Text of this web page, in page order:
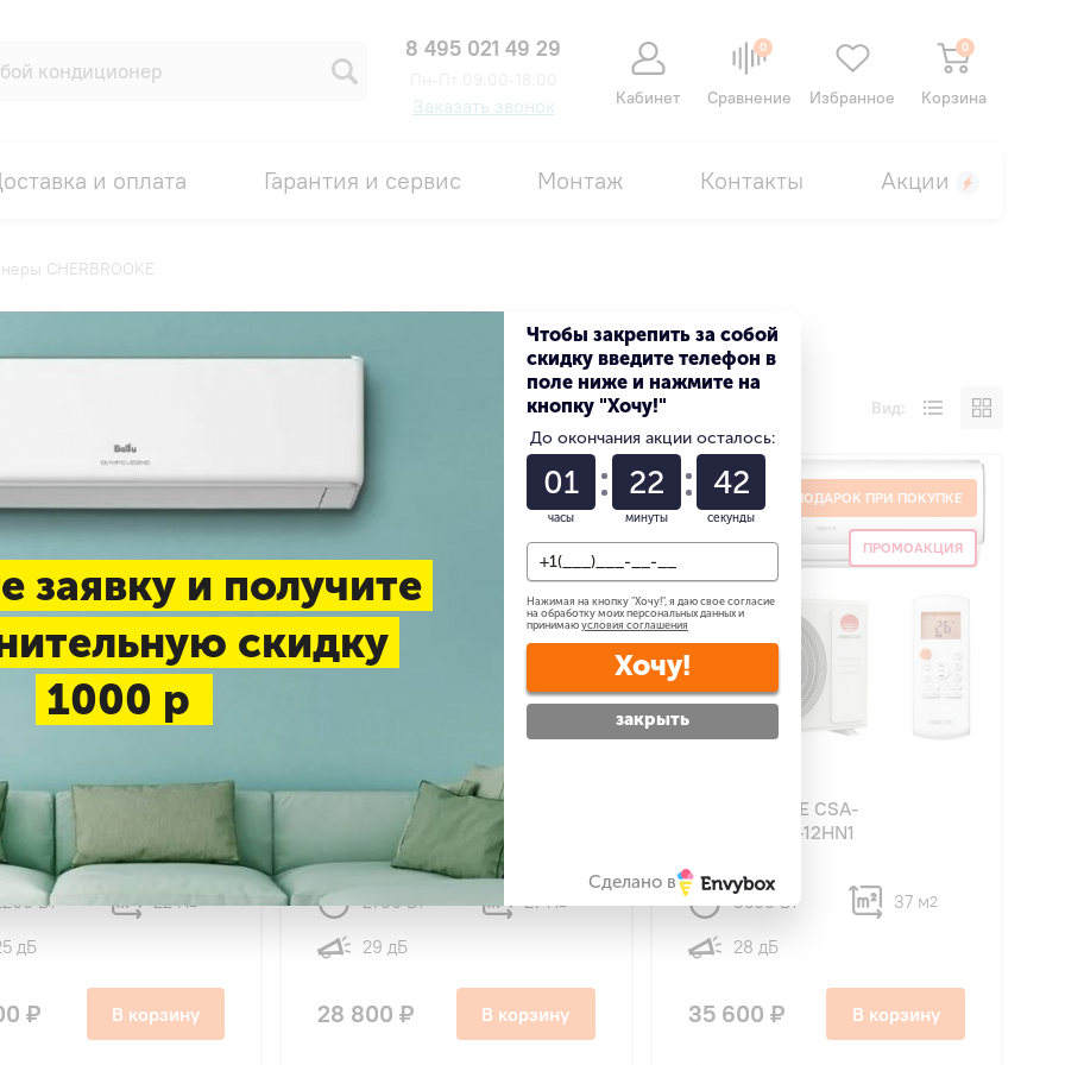
8 495 021 49 29
Заказать звонок Кабинет
0
Сравнение Избранное
0
Корзина
и оплата Гарантия и сервис Монтаж Контакты Акции
CHERBROOKE
Вид:
CSA-
COX-07HN1
Вт 22 м2
дБ
₽ В корзину
ПОДАРОК ПРИ ПОКУПКЕ
ПРОМОАКЦИЯ
CHERBROOKE CSA-
09HRN1/COX-09HN1
2780 Вт 27 м2
29 дБ
28 800 ₽ В корзину
ПОДАРОК ПРИ ПОКУПКЕ
ПРОМОАКЦИЯ
CHERBROOKE CSA-
12HRN1/COX-12HN1
3500 Вт 37 м2
28 дБ
35 600 ₽ В корзину
заявку и получите
скидку
1000 р
Чтобы закрепить за собой
скидку введите телефон в
поле ниже и нажмите на
кнопку "Хочу!"
До окончания акции осталось:
01
часы
22
минуты
41
секунды
Нажимая на кнопку "Хочу!", я даю свое согласие
на обработку моих персональных данных и
принимаю условия соглашения
Хочу!
закрыть
Сделано в